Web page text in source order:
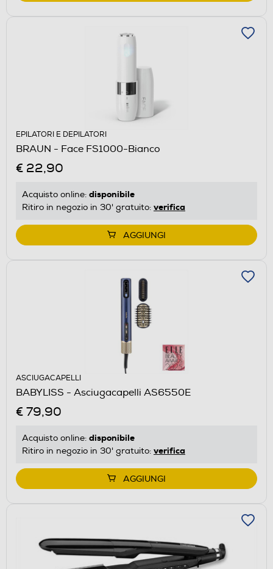
EPILATORI E DEPILATORI
BRAUN - Face FS1000-Bianco
€ 22,90
Acquisto online: disponibile
Ritiro in negozio in 30' gratuito: verifica
AGGIUNGI
ASCIUGACAPELLI
BABYLISS - Asciugacapelli AS6550E
€ 79,90
Acquisto online: disponibile
Ritiro in negozio in 30' gratuito: verifica
AGGIUNGI